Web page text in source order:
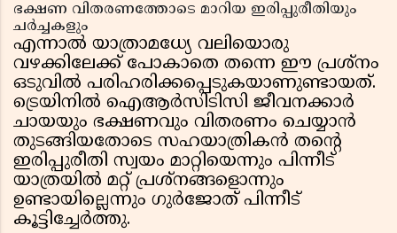
ഭക്ഷണ വിതരണത്തോടെ മാറിയ ഇരിപ്പുരീതിയും
ചർച്ചകളും
എന്നാൽ യാത്രാമധ്യേ വലിയൊരു
വഴക്കിലേക്ക് പോകാതെ തന്നെ ഈ പ്രശ്നം
ഒടുവിൽ പരിഹരിക്കപ്പെടുകയാണുണ്ടായത്.
ട്രെയിനിൽ ഐആർസിടിസി ജീവനക്കാർ
ചായയും ഭക്ഷണവും വിതരണം ചെയ്യാൻ
തുടങ്ങിയതോടെ സഹയാത്രികൻ തൻ്റെ
ഇരിപ്പുരീതി സ്വയം മാറ്റിയെന്നും പിന്നീട്
യാത്രയിൽ മറ്റ് പ്രശ്നങ്ങളൊന്നും
ഉണ്ടായില്ലെന്നും ഗുർജോത് പിന്നീട്
കൂട്ടിച്ചേർത്തു.